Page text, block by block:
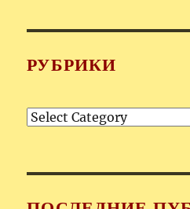
РУБРИКИ
Рубрики